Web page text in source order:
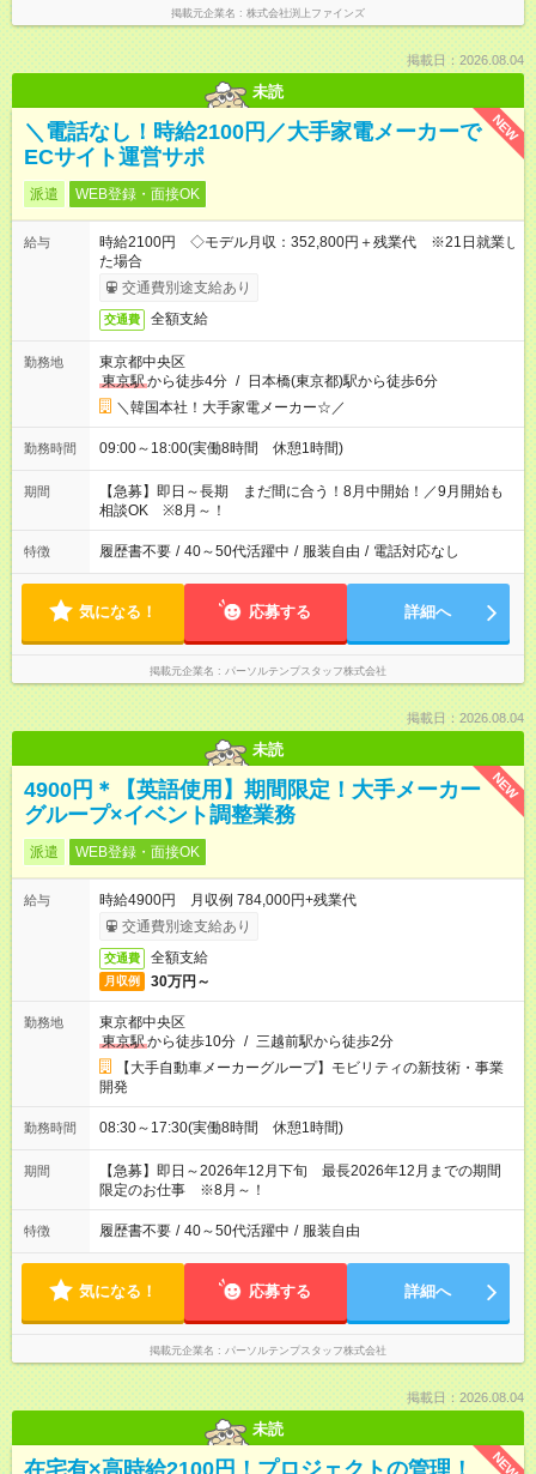
掲載元企業名 株式会社渕上ファインズ
掲載日：2026.08.04
未読
NEW
＼電話なし！時給2100円／大手家電メーカーで
ECサイト運営サポ
派遣 WEB登録・面接OK
給与
時給2100円 ◇モデル月収：352,800円＋残業代 ※21日就業し
た場合
交通費別途支給あり
交通費 全額支給
勤務地
東京都中央区
東京駅から徒歩4分 / 日本橋(東京都)駅から徒歩6分
＼韓国本社！大手家電メーカー☆／
勤務時間 09:00～18:00(実働8時間 休憩1時間)
期間
【急募】即日～長期 まだ間に合う！8月中開始！／9月開始も
相談OK ※8月～！
特徴 履歴書不要 / 40～50代活躍中 / 服装自由 / 電話対応なし
気になる！ 応募する 詳細へ
掲載元企業名 パーソルテンプスタッフ株式会社
掲載日：2026.08.04
未読
NEW
4900円＊【英語使用】期間限定！大手メーカー
グループ×イベント調整業務
派遣 WEB登録・面接OK
給与
時給4900円 月収例 784,000円+残業代
交通費別途支給あり
交通費 全額支給
月収例 30万円～
勤務地
東京都中央区
東京駅から徒歩10分 / 三越前駅から徒歩2分
【大手自動車メーカーグループ】モビリティの新技術・事業
開発
勤務時間 08:30～17:30(実働8時間 休憩1時間)
期間
【急募】即日～2026年12月下旬 最長2026年12月までの期間
限定のお仕事 ※8月～！
特徴 履歴書不要 / 40～50代活躍中 / 服装自由
気になる！ 応募する 詳細へ
掲載元企業名 パーソルテンプスタッフ株式会社
掲載日：2026.08.04
未読
NEW
在宅有×高時給2100円！プロジェクトの管理！